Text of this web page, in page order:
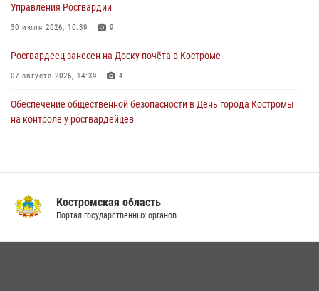
посвященные 108-й годовщине со дня рождения генерала армии
Ивана Кирилловича Яковлева
Управления Росгвардии
30 июля 2026, 10:39 9
Росгвардеец занесен на Доску почёта в Костроме
07 августа 2026, 14:39 4
Обеспечение общественной безопасности в День города Костромы
на контроле у росгвардейцев
28 июля 2026, 06:14 2
Костромская область
Портал государственных органов